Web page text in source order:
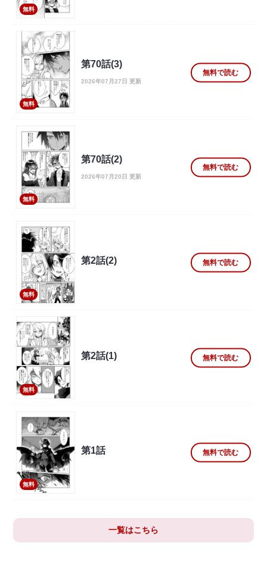
無料
無料
第70話(3)
2026年07月27日 更新
無料で読む
無料
第70話(2)
2026年07月20日 更新
無料で読む
無料
第2話(2) 無料で読む
無料
第2話(1) 無料で読む
無料
第1話 無料で読む
一覧はこちら